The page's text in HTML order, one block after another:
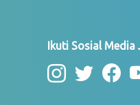
Ikuti Sosial Media